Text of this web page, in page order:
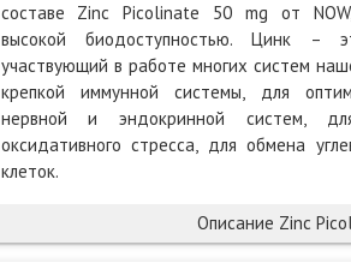
составе Zinc Picolinate 50 mg от
высокой биодоступностью. Цинк –
участвующий в работе многих систем
крепкой иммунной системы, для
нервной и эндокринной систем,
оксидативного стресса, для обмена
клеток.
Описание Zinc